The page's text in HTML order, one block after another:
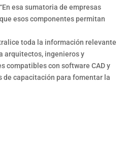
esa sumatoria de empresas
esos componentes permitan
toda la información relevante
arquitectos, ingenieros y
compatibles con software CAD y
de capacitación para fomentar la